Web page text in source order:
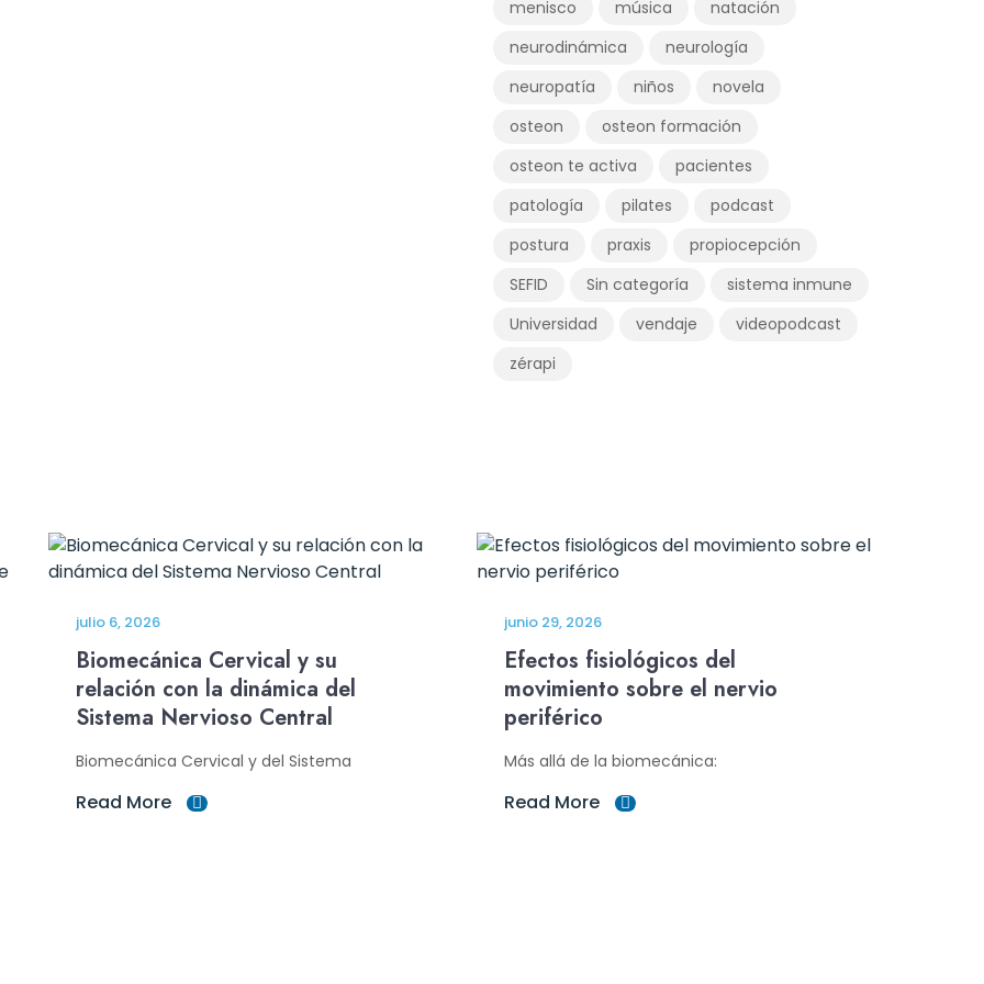
menisco
música
natación
neurodinámica
neurología
neuropatía
niños
novela
osteon
osteon formación
osteon te activa
pacientes
patología
pilates
podcast
postura
praxis
propiocepción
SEFID
Sin categoría
sistema inmune
Universidad
vendaje
videopodcast
zérapi
julio 6, 2026
Biomecánica Cervical y su
relación con la dinámica del
Sistema Nervioso Central
Biomecánica Cervical y del Sistema
Read More
junio 29, 2026
Efectos fisiológicos del
movimiento sobre el nervio
periférico
Más allá de la biomecánica:
Read More